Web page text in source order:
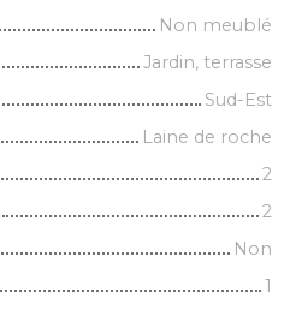
Non meublé
Jardin, terrasse
Sud-Est
Laine de roche
2
2
Non
1